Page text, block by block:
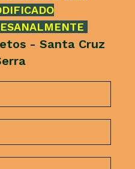
- Santa Cruz